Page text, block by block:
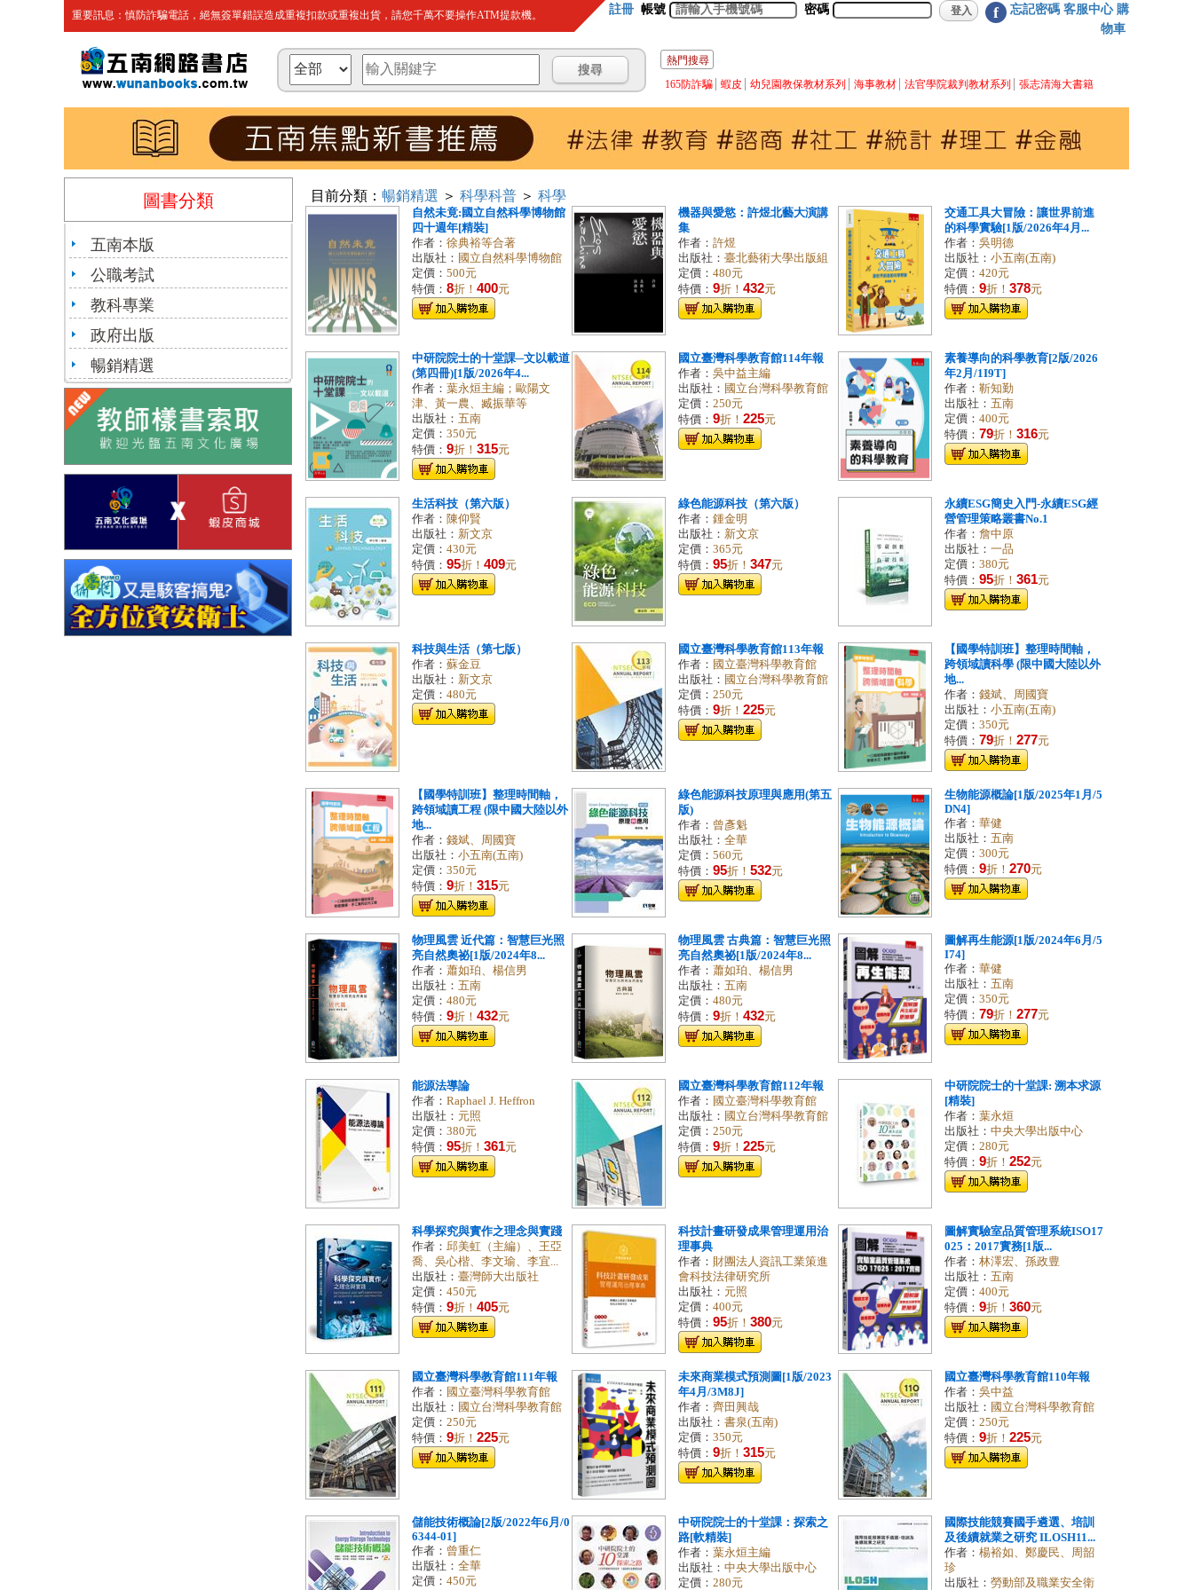
重要訊息：慎防詐騙電話，絕無簽單錯誤造成重複扣款或重複出貨，請您千萬不要操作ATM提款機。 註冊 帳號 密碼 f 忘記密碼 客服中心 購
物車
熱門搜尋
165防詐騙
蝦皮 幼兒園教保教材系列 海事教材 法官學院裁判教材系列 張志清海大書籍
圖書分類
五南本版
公職考試
教科專業
政府出版
暢銷精選
目前分類： 暢銷精選 ＞ 科學科普 ＞ 科學
自然未竟:國立自然科學博物館
四十週年[精裝]
作者： 徐典裕等合著
出版社： 國立自然科學博物館
定價： 500元
特價： 8折！ 400元
機器與愛慾：許煜北藝大演講
集
作者： 許煜
出版社： 臺北藝術大學出版組
定價： 480元
特價： 9折！ 432元
交通工具大冒險：讓世界前進
的科學實驗[1版/2026年4月...
作者： 吳明德
出版社： 小五南(五南)
定價： 420元
特價： 9折！ 378元
中研院院士的十堂課─文以載道
(第四冊)[1版/2026年4...
作者： 葉永烜主編；歐陽文
津、黃一農、臧振華等
出版社： 五南
定價： 350元
特價： 9折！ 315元
國立臺灣科學教育館114年報
作者： 吳中益主編
出版社： 國立台灣科學教育館
定價： 250元
特價： 9折！ 225元
素養導向的科學教育[2版/2026
年2月/1I9T]
作者： 靳知勤
出版社： 五南
定價： 400元
特價： 79折！ 316元
生活科技（第六版）
作者： 陳仰賢
出版社： 新文京
定價： 430元
特價： 95折！ 409元
綠色能源科技（第六版）
作者： 鍾金明
出版社： 新文京
定價： 365元
特價： 95折！ 347元
永續ESG簡史入門-永續ESG經
營管理策略叢書No.1
作者： 詹中原
出版社： 一品
定價： 380元
特價： 95折！ 361元
科技與生活（第七版）
作者： 蘇金豆
出版社： 新文京
定價： 480元
國立臺灣科學教育館113年報
作者： 國立臺灣科學教育館
出版社： 國立台灣科學教育館
定價： 250元
特價： 9折！ 225元
【國學特訓班】整理時間軸，
跨領域讀科學 (限中國大陸以外
地...
作者： 錢斌、周國寶
出版社： 小五南(五南)
定價： 350元
特價： 79折！ 277元
【國學特訓班】整理時間軸，
跨領域讀工程 (限中國大陸以外
地...
作者： 錢斌、周國寶
出版社： 小五南(五南)
定價： 350元
特價： 9折！ 315元
綠色能源科技原理與應用(第五
版)
作者： 曾彥魁
出版社： 全華
定價： 560元
特價： 95折！ 532元
生物能源概論[1版/2025年1月/5
DN4]
作者： 華健
出版社： 五南
定價： 300元
特價： 9折！ 270元
物理風雲 近代篇：智慧巨光照
亮自然奧祕[1版/2024年8...
作者： 蕭如珀、楊信男
出版社： 五南
定價： 480元
特價： 9折！ 432元
物理風雲 古典篇：智慧巨光照
亮自然奧祕[1版/2024年8...
作者： 蕭如珀、楊信男
出版社： 五南
定價： 480元
特價： 9折！ 432元
圖解再生能源[1版/2024年6月/5
I74]
作者： 華健
出版社： 五南
定價： 350元
特價： 79折！ 277元
能源法導論
作者： Raphael J. Heffron
出版社： 元照
定價： 380元
特價： 95折！ 361元
國立臺灣科學教育館112年報
作者： 國立臺灣科學教育館
出版社： 國立台灣科學教育館
定價： 250元
特價： 9折！ 225元
中研院院士的十堂課: 溯本求源
[精裝]
作者： 葉永烜
出版社： 中央大學出版中心
定價： 280元
特價： 9折！ 252元
科學探究與實作之理念與實踐
作者： 邱美虹（主編）、王亞
喬、吳心楷、李文瑜、李宜...
出版社： 臺灣師大出版社
定價： 450元
特價： 9折！ 405元
科技計畫研發成果管理運用治
理事典
作者： 財團法人資訊工業策進
會科技法律研究所
出版社： 元照
定價： 400元
特價： 95折！ 380元
圖解實驗室品質管理系統ISO17
025：2017實務[1版...
作者： 林澤宏、孫政豊
出版社： 五南
定價： 400元
特價： 9折！ 360元
國立臺灣科學教育館111年報
作者： 國立臺灣科學教育館
出版社： 國立台灣科學教育館
定價： 250元
特價： 9折！ 225元
未來商業模式預測圖[1版/2023
年4月/3M8J]
作者： 齊田興哉
出版社： 書泉(五南)
定價： 350元
特價： 9折！ 315元
國立臺灣科學教育館110年報
作者： 吳中益
出版社： 國立台灣科學教育館
定價： 250元
特價： 9折！ 225元
儲能技術概論[2版/2022年6月/0
6344-01]
作者： 曾重仁
出版社： 全華
定價： 450元
中研院院士的十堂課：探索之
路[軟精裝]
作者： 葉永烜主編
出版社： 中央大學出版中心
定價： 280元
國際技能競賽國手遴選、培訓
及後續就業之研究 ILOSH11...
作者： 楊裕如、鄭慶民、周韶
珍
出版社： 勞動部及職業安全衛